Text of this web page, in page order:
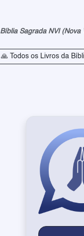
Bíblia Sagrada NVI (Nova
🙏 Todos os Livros da